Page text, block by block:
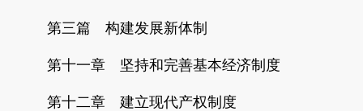
第三篇 构建发展新体制
第十一章 坚持和完善基本经济制度
第十二章 建立现代产权制度